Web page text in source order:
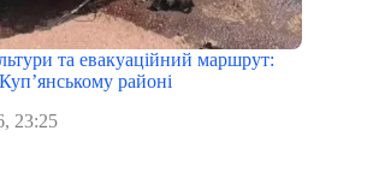
та евакуаційний маршрут:
районі
23:25